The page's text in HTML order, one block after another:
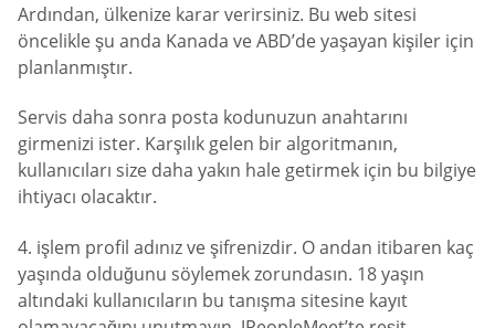
Ardından, ülkenize karar verirsiniz. Bu web sitesi
öncelikle şu anda Kanada ve ABD’de yaşayan kişiler için
planlanmıştır.
Servis daha sonra posta kodunuzun anahtarını
girmenizi ister. Karşılık gelen bir algoritmanın,
kullanıcıları size daha yakın hale getirmek için bu bilgiye
ihtiyacı olacaktır.
4. işlem profil adınız ve şifrenizdir. O andan itibaren kaç
yaşında olduğunu söylemek zorundasın. 18 yaşın
altındaki kullanıcıların bu tanışma sitesine kayıt